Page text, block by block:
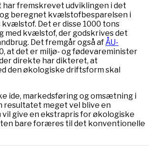
har fremskrevet udviklingen i det
beregnet kvælstofbesparelsen i
kvælstof. Det er disse 1000 tons
med kvælstof, der godskrives det
Det fremgår også afÅU-
at det er miljø- og fødevareminister
der direkte har dikteret, at
den økologiske driftsform skal
ide, markedsføring og omsætning i
resultatet meget vel blive en
give en ekstrapris for økologiske
bare foræres til det konventionelle